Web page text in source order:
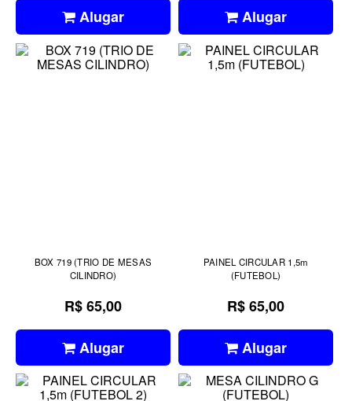
Alugar Alugar
BOX 719 (TRIO DE MESAS
CILINDRO)
R$ 65,00
Alugar
PAINEL CIRCULAR 1,5m
(FUTEBOL)
R$ 65,00
Alugar